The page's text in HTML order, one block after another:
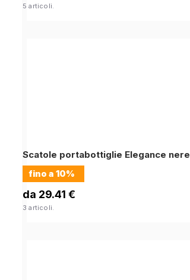
5 articoli.
Scatole portabottiglie Elegance nere
fino a 10%
da 29.41 €
3 articoli.